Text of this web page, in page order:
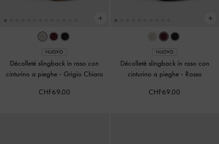
NUOVO
Décolleté slingback in raso con
cinturino a pieghe - Grigio Chiaro
CHF69.00
NUOVO
Décolleté slingback in raso con
cinturino a pieghe - Rosso
CHF69.00